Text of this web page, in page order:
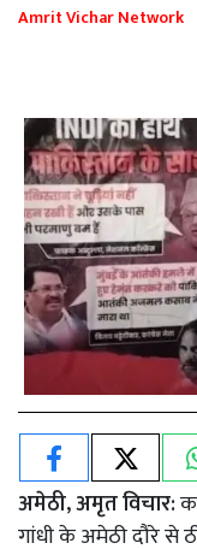
Amrit Vichar Network
अमेठी, अमृत विचार:
गांधी के अमेठी दौरे से